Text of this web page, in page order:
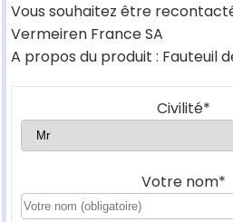
Vous souhaitez être
Vermeiren France SA
A propos du produit : Fauteuil
Civilité*
Votre nom*